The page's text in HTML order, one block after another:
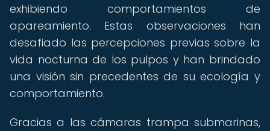
exhibiendo comportamientos de
apareamiento. Estas observaciones han
desafiado las percepciones previas sobre la
vida nocturna de los pulpos y han brindado
una visión sin precedentes de su ecología y
comportamiento.
Gracias a las cámaras trampa submarinas,